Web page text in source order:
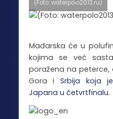
(Foto: waterpolo2013.ru)
Mađarska će u
kojima se već
poražena na
Gora i Srbija koja
Japana u četvrtfinalu.